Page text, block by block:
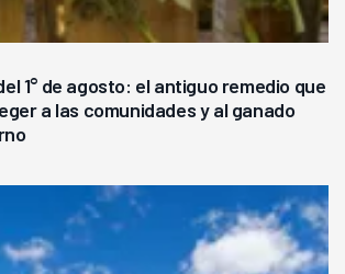
1° de agosto: el antiguo remedio que
a las comunidades y al ganado